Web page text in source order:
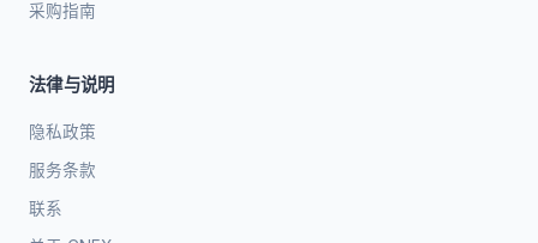
采购指南
法律与说明
隐私政策
服务条款
联系